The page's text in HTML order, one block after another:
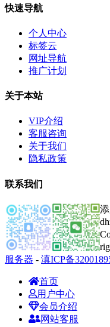
快速导航
个人中心
标签云
网址导航
推广计划
关于本站
VIP介绍
客服咨询
关于我们
隐私政策
联系我们
服务器 - 滇ICP备
首页
用户中心
会员介绍
网站客服